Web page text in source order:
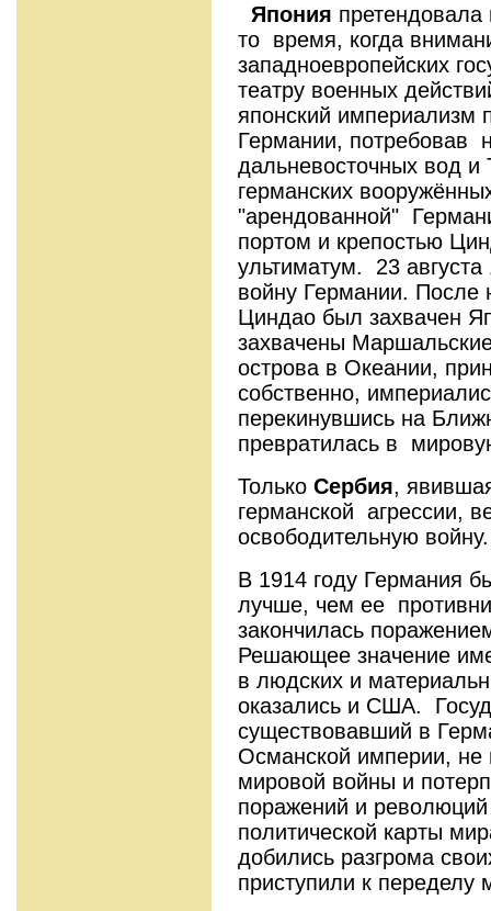
Япония претендовала
то время, когда
западноевропейских
театру военных
японский империализм
Германии, потребовав
дальневосточных вод и
германских
"арендованной"
портом и крепостью
ультиматум. 23
войну Германии. После
Циндао был захвачен
захвачены
острова в Океании,
собственно,
перекинувшись на
превратилась в
Только Сербия,
германской агрессии,
освободительную войну.
В 1914 году Германия
лучше, чем ее
закончилась
Решающее значение
в людских и
оказались и США.
существовавший в
Османской империи,
мировой войны и
поражений и
политической карты
добились разгрома
приступили к переделу